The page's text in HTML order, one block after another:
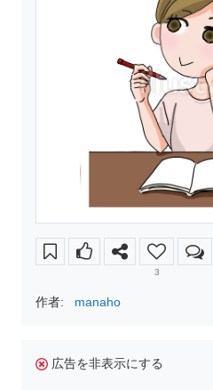
3
作者: manaho
広告を非表示にする